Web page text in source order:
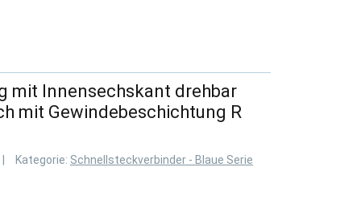
mit Innensechskant drehbar
mit Gewindebeschichtung R
Kategorie: Schnellsteckverbinder - Blaue Serie